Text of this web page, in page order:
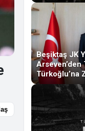
Beşiktaş JK
Arseven’den
Türkoğlu’na